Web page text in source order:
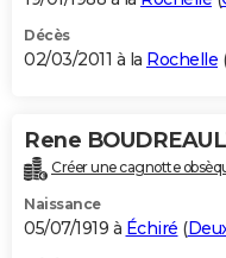
Décès
02/03/2011 à la Rochelle (
Rene
Créer une cagnotte
Naissance
05/07/1919 à Échiré (